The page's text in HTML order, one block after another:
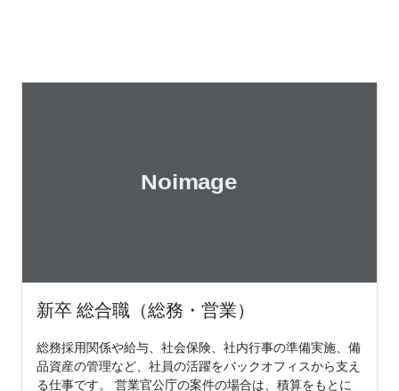
新卒 総合職（総務・営業）
総務採用関係や給与、社会保険、社内行事の準備実施、備
品資産の管理など、社員の活躍をバックオフィスから支え
る仕事です。 営業官公庁の案件の場合は、積算をもとに